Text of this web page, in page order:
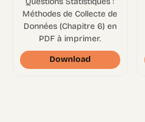
Méthodes de Collecte de
Données (Chapitre 6) en
PDF à imprimer.
Download